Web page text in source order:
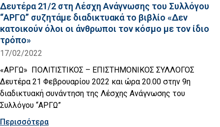
Δευτέρα 21/2 στη Λέσχη Ανάγνωσης του Συλλόγου
“ΑΡΓΩ” συζητάμε διαδικτυακά το βιβλίο «Δεν
κατοικούν όλοι οι άνθρωποι τον κόσμο με τον ίδιο
τρόπο»
17/02/2022
«ΑΡΓΩ» ΠΟΛΙΤΙΣΤΙΚΟΣ – ΕΠΙΣΤΗΜΟΝΙΚΟΣ ΣΥΛΛΟΓΟΣ
Δευτέρα 21 Φεβρουαρίου 2022 και ώρα 20.00 στην 9η
διαδικτυακή συνάντηση της Λέσχης Ανάγνωσης του
Συλλόγου “ΑΡΓΩ”
Περισσότερα